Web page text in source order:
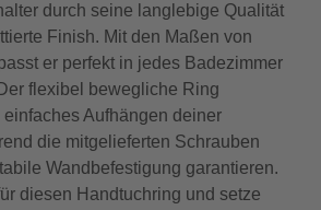
durch seine langlebige Qualität
Finish. Mit den Maßen von
er perfekt in jedes Badezimmer
flexibel bewegliche Ring
Aufhängen deiner
die mitgelieferten Schrauben
Wandbefestigung garantieren.
diesen Handtuchring und setze